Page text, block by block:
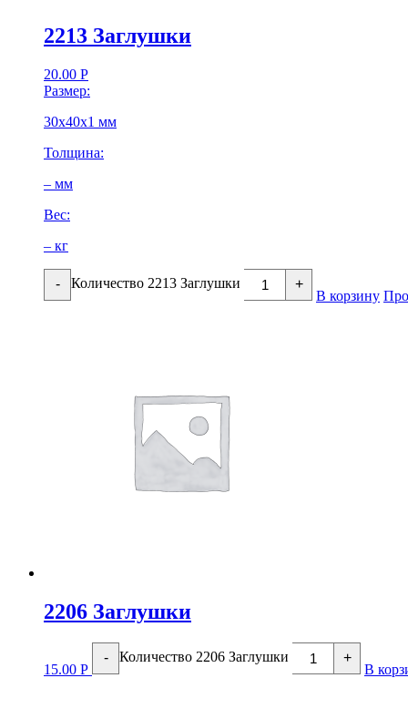
2213 Заглушки
20.00 Р
Размер:
30х40х1 мм
Толщина:
– мм
Вес:
– кг
- Количество 2213 Заглушки +
В корзину
2206 Заглушки
15.00 Р
- Количество 2206 Заглушки +
В